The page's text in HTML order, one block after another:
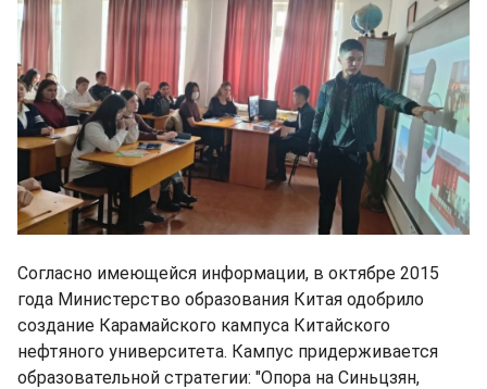
Согласно имеющейся информации, в октябре 2015
года Министерство образования Китая одобрило
создание Карамайского кампуса Китайского
нефтяного университета. Кампус придерживается
образовательной стратегии: "Опора на Синьцзян,